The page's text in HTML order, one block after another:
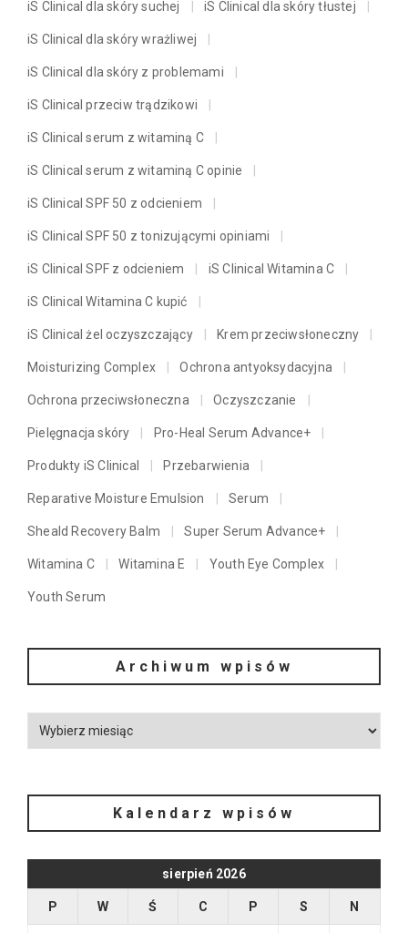
iS Clinical dla skóry suchej iS Clinical dla skóry tłustej
iS Clinical dla skóry wrażliwej
iS Clinical dla skóry z problemami
iS Clinical przeciw trądzikowi
iS Clinical serum z witaminą C
iS Clinical serum z witaminą C opinie
iS Clinical SPF 50 z odcieniem
iS Clinical SPF 50 z tonizującymi opiniami
iS Clinical SPF z odcieniem iS Clinical Witamina C
iS Clinical Witamina C kupić
iS Clinical żel oczyszczający Krem przeciwsłoneczny
Moisturizing Complex Ochrona antyoksydacyjna
Ochrona przeciwsłoneczna Oczyszczanie
Pielęgnacja skóry Pro-Heal Serum Advance+
Produkty iS Clinical Przebarwienia
Reparative Moisture Emulsion Serum
Sheald Recovery Balm Super Serum Advance+
Witamina C Witamina E Youth Eye Complex
Youth Serum
Archiwum wpisów
Kalendarz wpisów
sierpień 2026
P W Ś C P S N